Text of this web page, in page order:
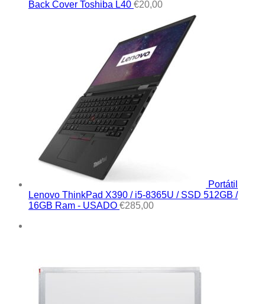
Back Cover Toshiba L40 €20,00
Portátil
Lenovo ThinkPad X390 / i5-8365U / SSD 512GB /
16GB Ram - USADO €285,00